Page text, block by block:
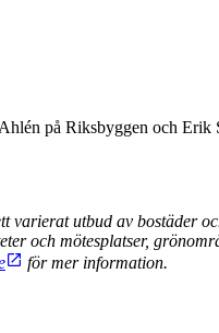
på Riksbyggen och Erik
utbud av bostäder
och mötesplatser,
för mer information.